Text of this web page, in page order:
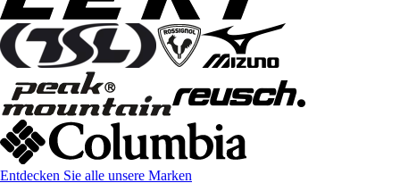
Entdecken Sie alle unsere Marken